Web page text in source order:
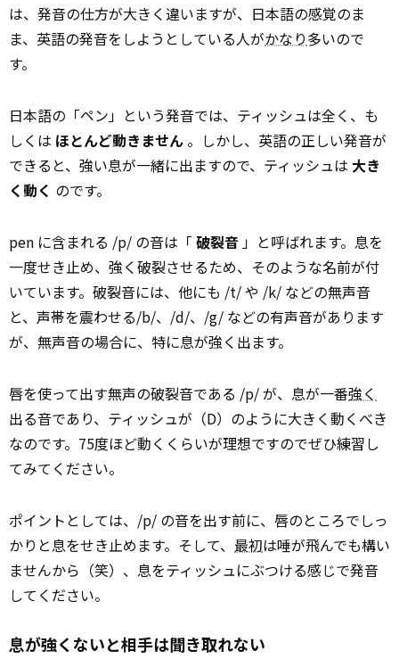
は、発音の仕方が大きく違いますが、日本語の感覚のま
ま、英語の発音をしようとしている人がかなり多いので
す。
日本語の「ペン」という発音では、ティッシュは全く、も
しくは ほとんど動きません 。しかし、英語の正しい発音が
できると、強い息が一緒に出ますので、ティッシュは 大き
く動く のです。
pen に含まれる /p/ の音は「 破裂音 」と呼ばれます。息を
一度せき止め、強く破裂させるため、そのような名前が付
いています。破裂音には、他にも /t/ や /k/ などの無声音
と、声帯を震わせる/b/、/d/、/g/ などの有声音があります
が、無声音の場合に、特に息が強く出ます。
唇を使って出す無声の破裂音である /p/ が、息が一番強く
出る音であり、ティッシュが（D）のように大きく動くべき
なのです。75度ほど動くくらいが理想ですのでぜひ練習し
てみてください。
ポイントとしては、/p/ の音を出す前に、唇のところでしっ
かりと息をせき止めます。そして、 最初は唾が飛んでも構い
ませんから（笑）、息をティッシュにぶつける感じで発音
してください。
息が強くないと相手は聞き取れない